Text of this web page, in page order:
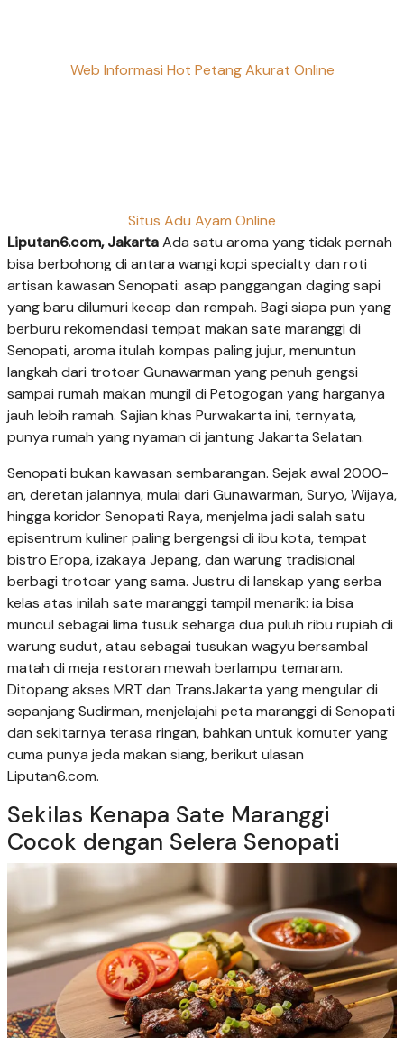
Web Informasi Hot Petang Akurat Online
Situs Adu Ayam Online
Liputan6.com, JakartaAda satu aroma yang tidak pernah
bisa berbohong di antara wangi kopi specialty dan roti
artisan kawasan Senopati: asap panggangan daging sapi
yang baru dilumuri kecap dan rempah. Bagi siapa pun yang
berburu rekomendasi tempat makan sate maranggi di
Senopati, aroma itulah kompas paling jujur, menuntun
langkah dari trotoar Gunawarman yang penuh gengsi
sampai rumah makan mungil di Petogogan yang harganya
jauh lebih ramah. Sajian khas Purwakarta ini, ternyata,
punya rumah yang nyaman di jantung Jakarta Selatan.
Senopati bukan kawasan sembarangan. Sejak awal 2000-
an, deretan jalannya, mulai dari Gunawarman, Suryo, Wijaya,
hingga koridor Senopati Raya, menjelma jadi salah satu
episentrum kuliner paling bergengsi di ibu kota, tempat
bistro Eropa, izakaya Jepang, dan warung tradisional
berbagi trotoar yang sama. Justru di lanskap yang serba
kelas atas inilah sate maranggi tampil menarik: ia bisa
muncul sebagai lima tusuk seharga dua puluh ribu rupiah di
warung sudut, atau sebagai tusukan wagyu bersambal
matah di meja restoran mewah berlampu temaram.
Ditopang akses MRT dan TransJakarta yang mengular di
sepanjang Sudirman, menjelajahi peta maranggi di Senopati
dan sekitarnya terasa ringan, bahkan untuk komuter yang
cuma punya jeda makan siang, berikut ulasan
Liputan6.com.
Sekilas Kenapa Sate Maranggi
Cocok dengan Selera Senopati